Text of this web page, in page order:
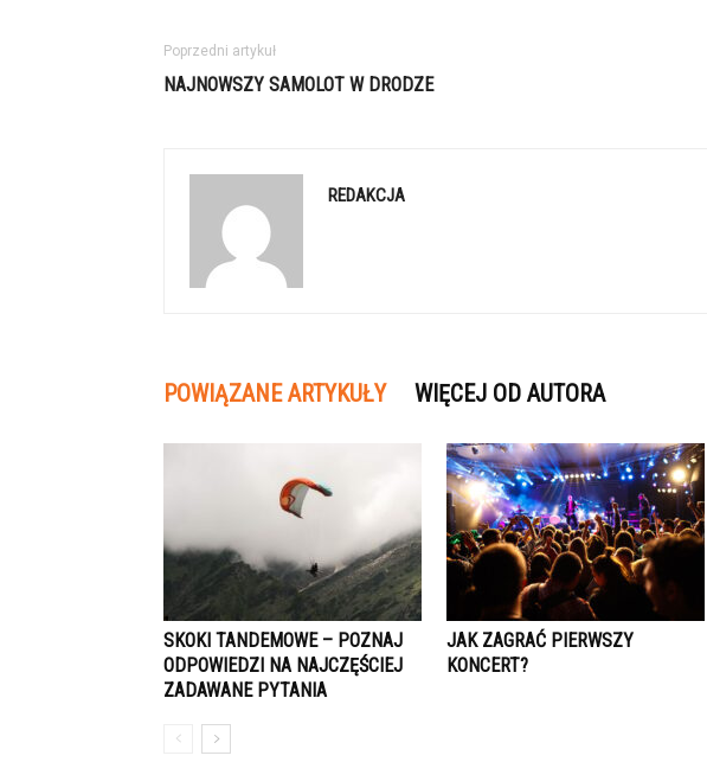
Poprzedni artykuł
NAJNOWSZY SAMOLOT W DRODZE
REDAKCJA
POWIĄZANE ARTYKUŁY WIĘCEJ OD AUTORA
SKOKI TANDEMOWE – POZNAJ
ODPOWIEDZI NA NAJCZĘŚCIEJ
ZADAWANE PYTANIA
JAK ZAGRAĆ PIERWSZY
KONCERT?